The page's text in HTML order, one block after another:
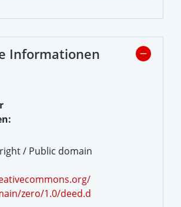
Informationen
/ Public domain
zero/1.0/deed.d